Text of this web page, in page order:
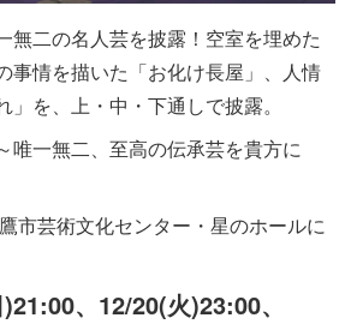
無二の名人芸を披露！空室を埋めた
事情を描いた「お化け長屋」、人情
を、上・中・下通しで披露。
唯一無二、至高の伝承芸を貴方に
市芸術文化センター・星のホールに
、12/20(火)23:00、